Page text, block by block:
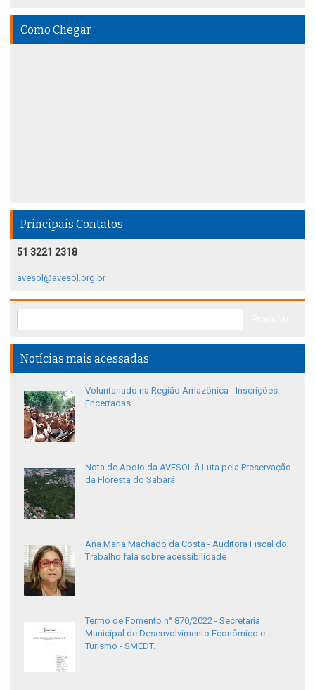
Como Chegar
Principais Contatos
51 3221 2318
avesol@avesol.org.br
Notícias mais acessadas
Voluntariado na Região Amazônica - Inscrições
Encerradas
Nota de Apoio da AVESOL à Luta pela Preservação
da Floresta do Sabará
Ana Maria Machado da Costa - Auditora Fiscal do
Trabalho fala sobre acessibilidade
Termo de Fomento n° 870/2022 - Secretaria
Municipal de Desenvolvimento Econômico e
Turismo - SMEDT.